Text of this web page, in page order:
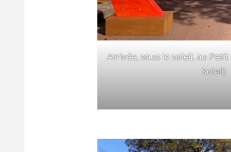
Arrivée, sous le soleil, au
Soleil)